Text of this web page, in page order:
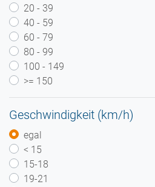
20 - 39
40 - 59
60 - 79
80 - 99
100 - 149
>= 150
Geschwindigkeit (km/h)
egal
< 15
15-18
19-21